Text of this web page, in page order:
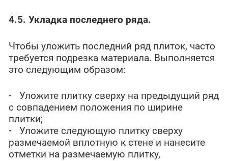
4.5. Укладка последнего ряда.
Чтобы уложить последний ряд плиток, часто
требуется подрезка материала. Выполняется
это следующим образом:
· Уложите плитку сверху на предыдущий ряд
с совпадением положения по ширине
плитки;
· Уложите следующую плитку сверху
размечаемой вплотную к стене и нанесите
отметки на размечаемую плитку,